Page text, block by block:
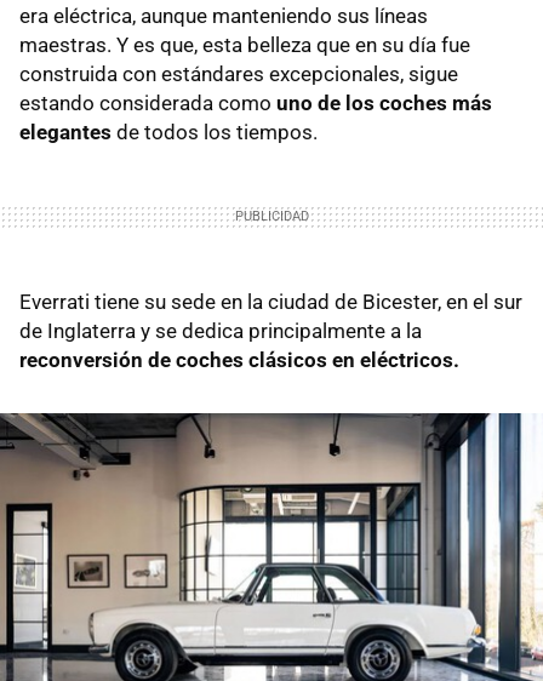
era eléctrica, aunque manteniendo sus líneas
maestras. Y es que, esta belleza que en su día fue
construida con estándares excepcionales, sigue
estando considerada como uno de los coches más
elegantes de todos los tiempos.
Everrati tiene su sede en la ciudad de Bicester, en el sur
de Inglaterra y se dedica principalmente a la
reconversión de coches clásicos en eléctricos.